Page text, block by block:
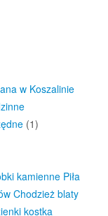
w Koszalinie
(1)
kamienne Piła
Chodzież blaty
kostka